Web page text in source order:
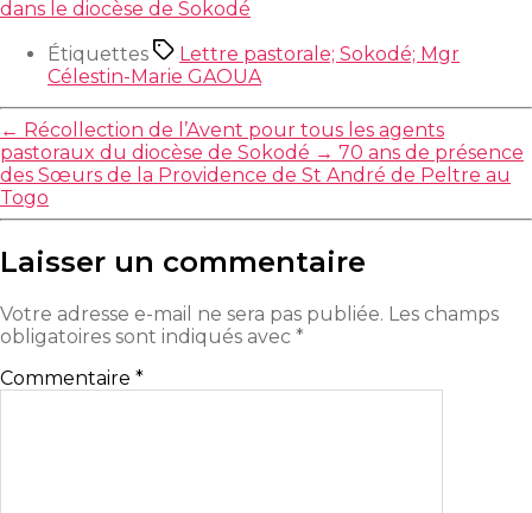
dans le diocèse de Sokodé
Étiquettes
Lettre pastorale; Sokodé; Mgr
Célestin-Marie GAOUA
← Récollection de l’Avent pour tous les agents
pastoraux du diocèse de Sokodé → 70 ans de présence
des Sœurs de la Providence de St André de Peltre au
Togo
Laisser un commentaire
Votre adresse e-mail ne sera pas publiée. Les champs
obligatoires sont indiqués avec *
Commentaire *